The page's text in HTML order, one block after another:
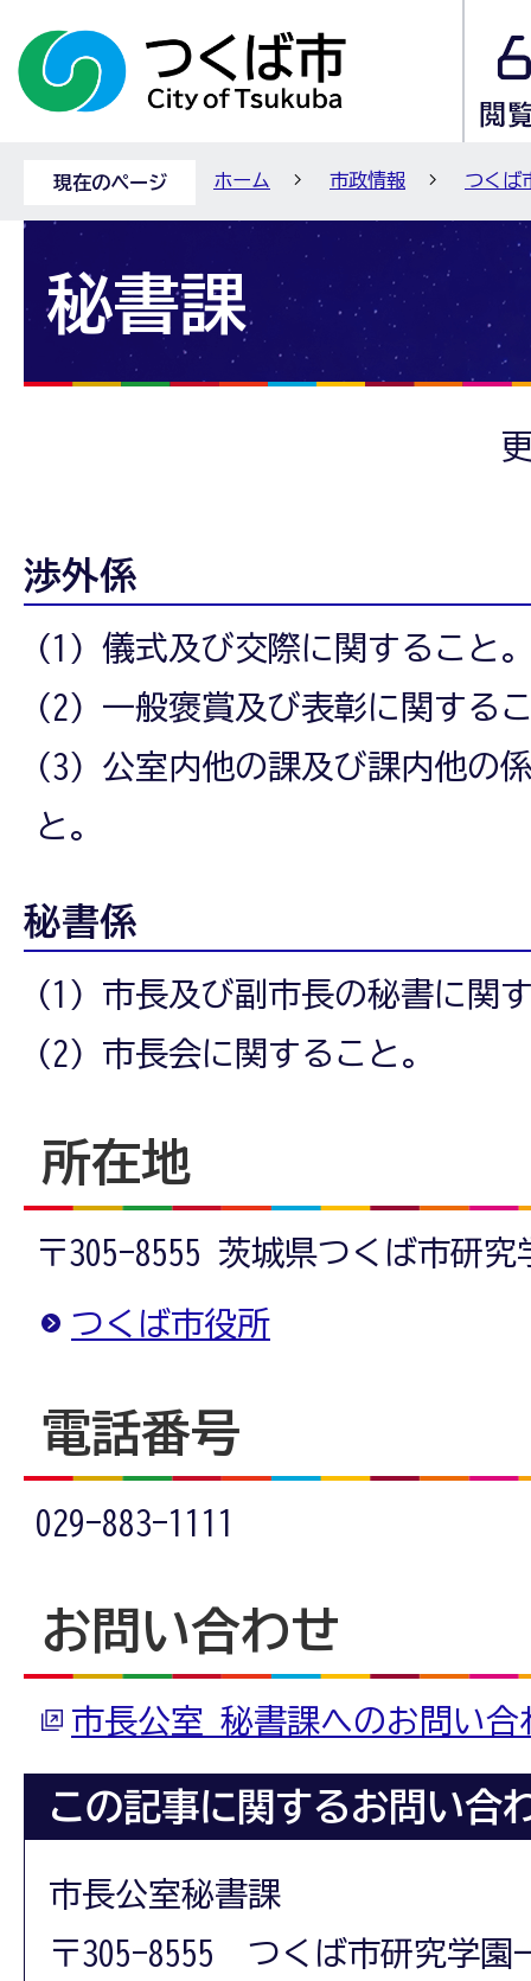
現在のページ ホーム 市政情報 つくば
秘書課
渉外係
(1) 儀式及び交際に関すること
(2) 一般褒賞及び表彰に関する
(3) 公室内他の課及び課内他の
と。
秘書係
(1) 市長及び副市長の秘書に関
(2) 市長会に関すること。
所在地
〒305-8555 茨城県つくば市研究
つくば市役所
電話番号
029-883-1111
お問い合わせ
市長公室 秘書課へのお問い合
この記事に関するお問い合
市長公室秘書課
〒305-8555 つくば市研究学園